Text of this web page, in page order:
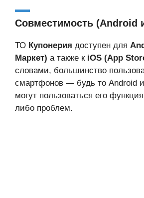
Совместимость (Android
ТО Купонерия доступен для
Маркет) а также к iOS (App
словами, большинство
смартфонов — будь то Android
могут пользоваться его
либо проблем.